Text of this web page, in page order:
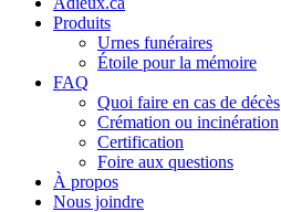
Produits
Urnes funéraires
Étoile pour la mémoire
FAQ
Quoi faire en cas de décès
Crémation ou incinération
Certification
Foire aux questions
À propos
Nous joindre